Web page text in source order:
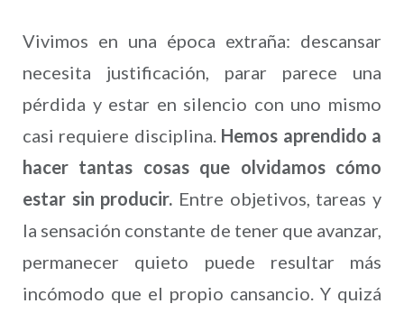
Vivimos en una época extraña: descansar
necesita justificación, parar parece una
pérdida y estar en silencio con uno mismo
casi requiere disciplina. Hemos aprendido a
hacer tantas cosas que olvidamos cómo
estar sin producir. Entre objetivos, tareas y
la sensación constante de tener que avanzar,
permanecer quieto puede resultar más
incómodo que el propio cansancio. Y quizá